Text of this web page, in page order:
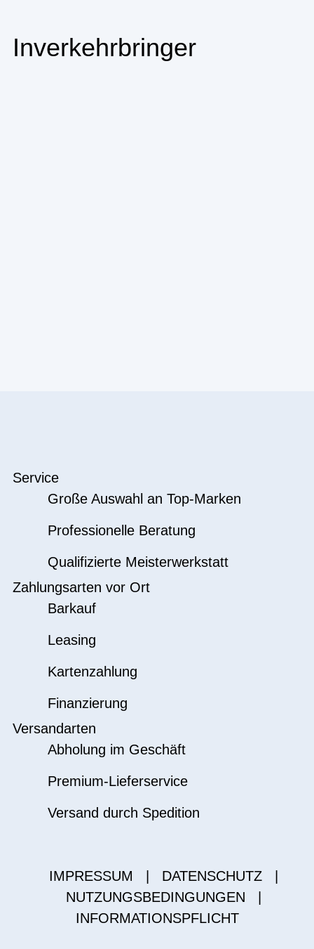
Inverkehrbringer
Service
Große Auswahl an Top-Marken
Professionelle Beratung
Qualifizierte Meisterwerkstatt
Zahlungsarten vor Ort
Barkauf
Leasing
Kartenzahlung
Finanzierung
Versandarten
Abholung im Geschäft
Premium-Lieferservice
Versand durch Spedition
IMPRESSUM DATENSCHUTZ
NUTZUNGSBEDINGUNGEN
INFORMATIONSPFLICHT